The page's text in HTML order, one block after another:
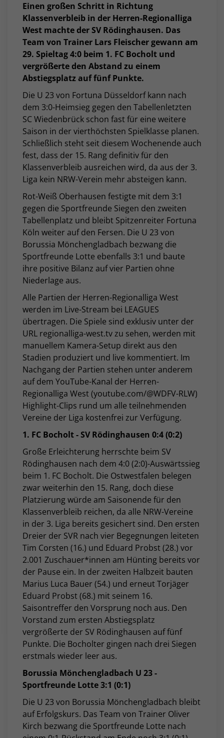
Einen großen Schritt in Richtung
Klassenverbleib in der Herren-Regionalliga
West machte der SV Rödinghausen. Das
Team von Trainer Lars Fleischer gewann am
29. Spieltag 4:0 beim 1. FC Bocholt und
vergrößerte den Abstand zu einem
Abstiegsplatz auf fünf Punkte.
Die U 23 von Fortuna Düsseldorf kann nach
dem 3:0-Heimsieg gegen den Tabellenletzten
SC Wiedenbrück schon fast für eine weitere
Saison in der vierthöchsten Spielklasse planen.
Schließlich steht seit diesem Wochenende auch
fest, dass der 15. Rang definitiv für den
Klassenverbleib ausreichen wird, da aus der 3.
Liga kein NRW-Verein mehr absteigen kann.
Rot-Weiß Oberhausen festigte mit dem 3:1
gegen die Sportfreunde Siegen den zweiten
Tabellenplatz und bleibt Spitzenreiter Fortuna
Köln weiter auf den Fersen. Die U 23 von
Borussia Mönchengladbach bezwang die
Sportfreunde Lotte ebenfalls 3:1 und baute
ihre positive Bilanz auf vier Partien ohne
Niederlage aus.
Alle Partien der Herren-Regionalliga West
werden im Live-Stream bei LEAGUES
übertragen. Die Spiele sind exklusiv unter der
URL regionalliga-west.tv zu sehen, werden mit
manuellem Kamera-Setup direkt aus den
Stadien produziert und live kommentiert. Im
Nachgang der Partien stehen unter anderem
auf dem YouTube-Kanal der Herren-
Regionalliga West (youtube.com/@WDFV-RLW)
Highlight-Clips rund um alle teilnehmenden
Vereine der Liga kostenfrei zur Verfügung.
1. FC Bocholt - SV Rödinghausen 0:4 (0:2)
Große Erleichterung herrschte beim SV
Rödinghausen nach dem 4:0 (2:0)-Auswärtssieg
beim 1. FC Bocholt. Die Ostwestfalen belegen
zwar weiterhin den 15. Rang, doch diese
Platzierung würde am Saisonende für den
Klassenverbleib reichen, da alle NRW-Vereine
in der 3. Liga bereits gesichert sind. Den ersten
Dreier der SVR nach vier Begegnungen leiteten
Tim Corsten (16.) und Eduard Probst (28.) vor
2.001 Zuschauer*innen am Hünting bereits vor
der Pause ein. In der zweiten Halbzeit bauten
Marius Luca Bauer (54.) und erneut Torjäger
Eduard Probst (68.) mit seinem 16.
Saisontreffer den Vorsprung noch aus. Den
Vorstand zum ersten Abstiegsplatz
vergrößerte der SV Rödinghausen auf fünf
Punkte. Die Bocholter gingen nach drei Siegen
erstmals wieder leer aus.
Borussia Mönchengladbach U 23 -
Sportfreunde Lotte 3:1 (0:1)
Die U 23 von Borussia Mönchengladbach bleibt
auf Erfolgskurs. Das Team von Trainer Oliver
Kirch bezwang die Sportfreunde Lotte nach